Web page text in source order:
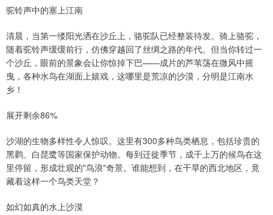
驼铃声中的塞上江南
清晨，当第一缕阳光洒在沙丘上，骆驼队已经整装待发。骑上骆驼，
随着驼铃声缓缓前行，仿佛穿越回了丝绸之路的年代。但当你转过一
个沙丘，眼前的景象会让你惊掉下巴——成片的芦苇荡在微风中摇
曳，各种水鸟在湖面上嬉戏，这哪里是荒凉的沙漠，分明是江南水
乡！
展开剩余86%
沙湖的生物多样性令人惊叹。这里有300多种鸟类栖息，包括珍贵的
黑鹳、白琵鹭等国家保护动物。每到迁徙季节，成千上万的候鸟在这
里停留，形成壮观的"鸟浪"奇景。谁能想到，在干旱的西北地区，竟
藏着这样一个鸟类天堂？
如幻如真的水上沙漠